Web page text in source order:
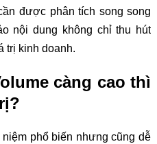
được phân tích song song
nội dung không chỉ thu hút
trị kinh doanh.
càng cao thì
phổ biến nhưng cũng dễ